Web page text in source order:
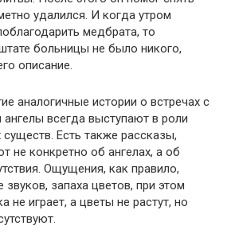
удалился. И когда утром
медбрата, то
больницы не было никого,
описание.
аналогичные истории о встречах с
всегда выступают в роли
Есть также рассказы,
не конкретно об ангелах, а об
Ощущения, как правило,
запаха цветов, при этом
не играет, а цветы не растут, но